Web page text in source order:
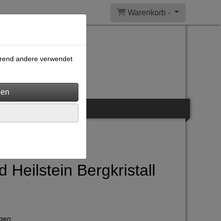
Warenkorb -
Heilstein Bergkristall
andere verwendet